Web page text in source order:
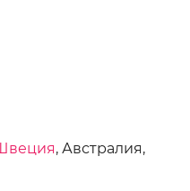
, Австралия,